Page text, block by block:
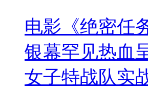
电影《绝密任
银幕罕见热血
女子特战队实